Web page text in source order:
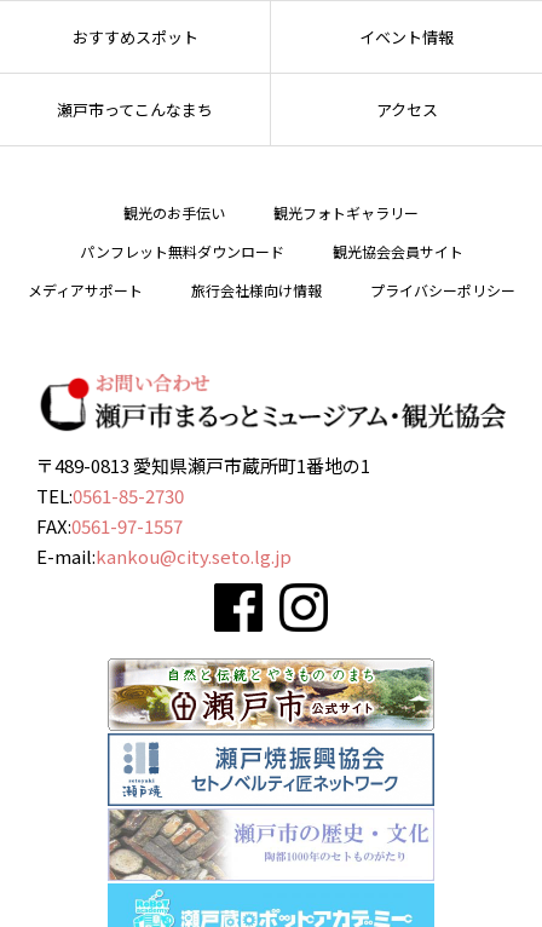
おすすめスポット イベント情報
瀬戸市ってこんなまち アクセス
観光のお手伝い
観光フォトギャラリー
パンフレット無料ダウンロード
観光協会会員サイト
メディアサポート
旅行会社様向け情報 プライバシーポリシー
〒489-0813 愛知県瀬戸市蔵所町1番地の1
TEL:0561-85-2730
FAX:0561-97-1557
E-mail:kankou@city.seto.lg.jp